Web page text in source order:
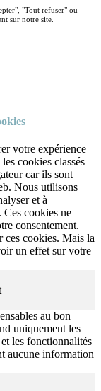
"Tout refuser" ou
sur notre site.
votre expérience
cookies classés
car ils sont
Nous utilisons
et à
Ces cookies ne
consentement.
ces cookies. Mais la
un effet sur votre
au bon
uniquement les
les fonctionnalités
aucune information